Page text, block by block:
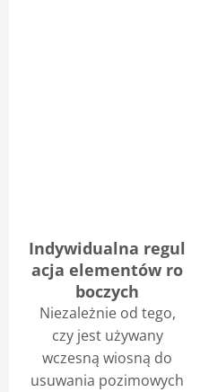
Indywidualna regul
acja elementów ro
boczych
Niezależnie od tego,
czy jest używany
wczesną wiosną do
usuwania pozimowych